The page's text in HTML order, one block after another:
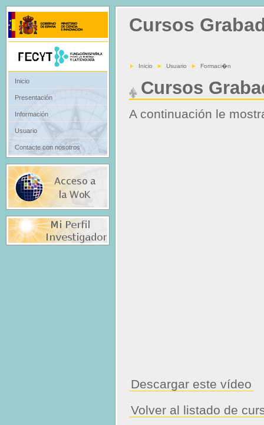
Cursos
Inicio Usuario Formaci�n
Cursos
A continuación le
Descargar este vídeo
Volver al listado de
Inicio
Presentación
Información
Usuario
Contacte con nosotros